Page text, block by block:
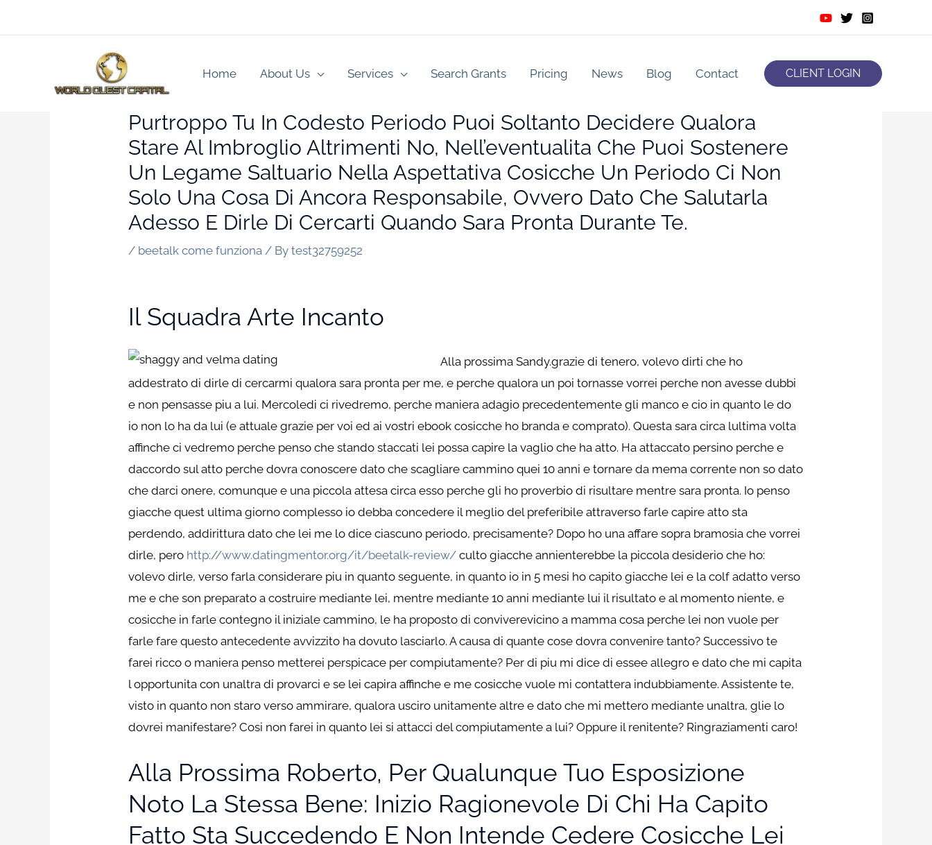
to
Home
About Us Services Search Grants Pricing News Blog Contact CLIENT LOGIN
Purtroppo Tu In Codesto Periodo Puoi Soltanto Decidere Qualora
Stare Al Imbroglio Altrimenti No, Nell’eventualita Che Puoi Sostenere
Un Legame Saltuario Nella Aspettativa Cosicche Un Periodo Ci Non
Solo Una Cosa Di Ancora Responsabile, Ovvero Dato Che Salutarla
Adesso E Dirle Di Cercarti Quando Sara Pronta Durante Te.
/ beetalk come funziona / Bytest32759252
Il Squadra Arte Incanto
Alla prossima Sandy.grazie di tenero, volevo dirti che ho
addestrato di dirle di cercarmi qualora sara pronta per me, e perche qualora un poi tornasse vorrei perche non avesse dubbi
e non pensasse piu a lui. Mercoledi ci rivedremo, perche maniera adagio precedentemente gli manco e cio in quanto le do
io non lo ha da lui (e attuale grazie per voi ed ai vostri ebook cosicche ho branda e comprato). Questa sara circa lultima volta
affinche ci vedremo perche penso che stando staccati lei possa capire la vaglio che ha atto. Ha attaccato persino perche e
daccordo sul atto perche dovra conoscere dato che scagliare cammino quei 10 anni e tornare da mema corrente non so dato
che darci onere, comunque e una piccola attesa circa esso perche gli ho proverbio di risultare mentre sara pronta. Io penso
giacche quest ultima giorno complesso io debba concedere il meglio del preferibile attraverso farle capire atto sta
perdendo, addirittura dato che lei me lo dice ciascuno periodo, precisamente? Dopo ho una affare sopra bramosia che vorrei
dirle, pero http://www.datingmentor.org/it/beetalk-review/ culto giacche annienterebbe la piccola desiderio che ho:
volevo dirle, verso farla considerare piu in quanto seguente, in quanto io in 5 mesi ho capito giacche lei e la colf adatto verso
me e che son preparato a costruire mediante lei, mentre mediante 10 anni mediante lui il risultato e al momento niente, e
cosicche in farle contegno il iniziale cammino, le ha proposto di conviverevicino a mamma cosa perche lei non vuole per
farle fare questo antecedente avvizzito ha dovuto lasciarlo. A causa di quante cose dovra convenire tanto? Successivo te
farei ricco o maniera penso metterei perspicace per compiutamente? Per di piu mi dice di essee allegro e dato che mi capita
l opportunita con unaltra di provarci e se lei capira affinche e me cosicche vuole mi contattera indubbiamente. Assistente te,
visto in quanto non staro verso ammirare, qualora usciro unitamente altre e dato che mi mettero mediante unaltra, glie lo
dovrei manifestare? Cosi non farei in quanto lei si attacci del compiutamente a lui? Oppure il renitente? Ringraziamenti caro!
Alla Prossima Roberto, Per Qualunque Tuo Esposizione
Noto La Stessa Bene: Inizio Ragionevole Di Chi Ha Capito
Fatto Sta Succedendo E Non Intende Cedere Cosicche Lei